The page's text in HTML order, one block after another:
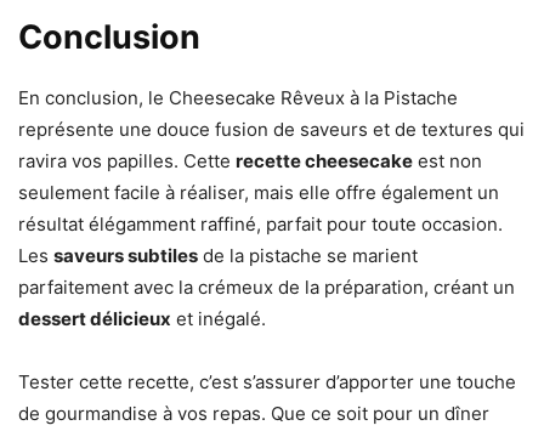
Conclusion
En conclusion, le Cheesecake Rêveux à la Pistache
représente une douce fusion de saveurs et de textures qui
ravira vos papilles. Cette recette cheesecake est non
seulement facile à réaliser, mais elle offre également un
résultat élégamment raffiné, parfait pour toute occasion.
Les saveurs subtiles de la pistache se marient
parfaitement avec la crémeux de la préparation, créant un
dessert délicieux et inégalé.
Tester cette recette, c’est s’assurer d’apporter une touche
de gourmandise à vos repas. Que ce soit pour un dîner